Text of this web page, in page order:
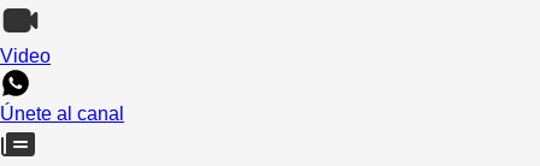
Video
Únete al canal